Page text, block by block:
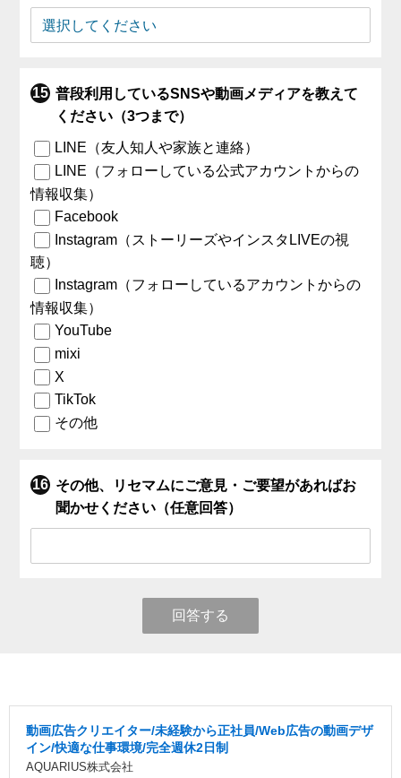
普段利用しているSNSや動画メディアを教えて
ください（3つまで）
LINE（友人知人や家族と連絡）
LINE（フォローしている公式アカウントからの
情報収集）
Facebook
Instagram（ストーリーズやインスタLIVEの視
聴）
Instagram（フォローしているアカウントからの
情報収集）
YouTube
mixi
X
TikTok
その他
その他、リセマムにご意見・ご要望があればお
聞かせください（任意回答）
回答する
動画広告クリエイター/未経験から正社員/Web広告の動画デザ
イン/快適な仕事環境/完全週休2日制
AQUARIUS株式会社